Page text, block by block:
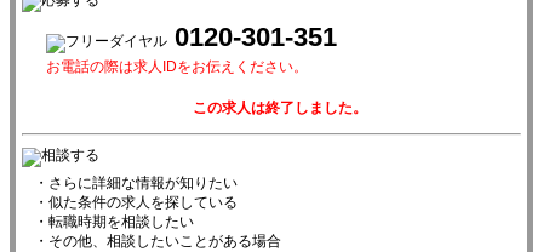
0120-301-351
お電話の際は求人IDをお伝えください。
この求人は終了しました。
・さらに詳細な情報が知りたい
・似た条件の求人を探している
・転職時期を相談したい
・その他、相談したいことがある場合